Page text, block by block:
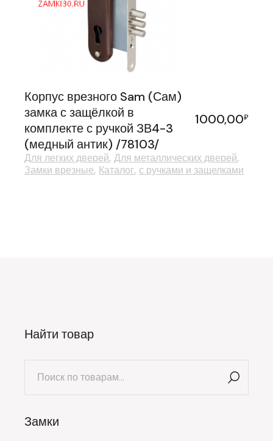
Корпус врезного Sam (Сам)
замка с защёлкой в
комплекте с ручкой ЗВ4-3
(медный антик) /78103/
1000,00₽
Для легких дверей Для металлических дверей
Замки врезные Каталог с ручками и защелками
Найти товар
Замки